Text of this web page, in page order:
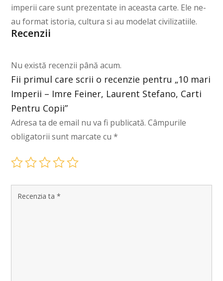
imperii care sunt prezentate in aceasta carte. Ele ne-
au format istoria, cultura si au modelat civilizatiile.
Recenzii
Nu există recenzii până acum.
Fii primul care scrii o recenzie pentru „10 mari
Imperii – Imre Feiner, Laurent Stefano, Carti
Pentru Copii”
Adresa ta de email nu va fi publicată. Câmpurile
obligatorii sunt marcate cu*